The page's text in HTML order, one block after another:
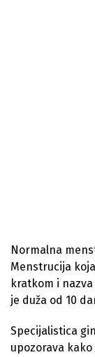
Normalna
Menstrucija
kratkom i
je duža od 10
Specijalistica
upozorava